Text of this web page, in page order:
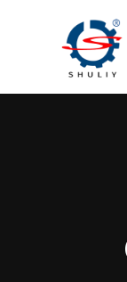
contenido